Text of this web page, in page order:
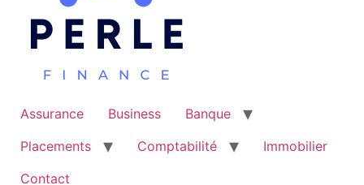
Assurance Business
Banque
Placements
Comptabilité
Immobilier
Contact